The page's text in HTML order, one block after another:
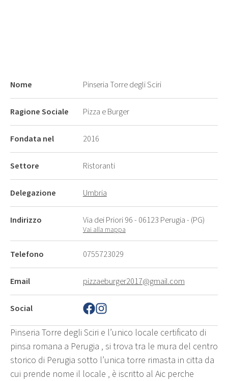
Nome Pinseria Torre degli Sciri
Ragione Sociale Pizza e Burger
Fondata nel 2016
Settore Ristoranti
Delegazione Umbria
Indirizzo Via dei Priori 96 - 06123 Perugia - (PG)
Vai alla mappa
Telefono 0755723029
Email pizzaeburger2017@gmail.com
Social
Pinseria Torre degli Sciri e l’unico locale certificato di
pinsa romana a Perugia , si trova tra le mura del centro
storico di Perugia sotto l’unica torre rimasta in citta da
cui prende nome il locale , è iscritto al Aic perche